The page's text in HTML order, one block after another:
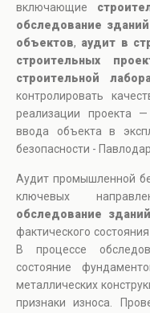
включающие
обследование
объектов, аудит в
строительных
строительной
контролировать
реализации проекта
ввода объекта в
безопасности - Павлодар.
Аудит промышленной
ключевых
обследование зданий
фактического
В процессе
состояние
металлических
признаки износа.